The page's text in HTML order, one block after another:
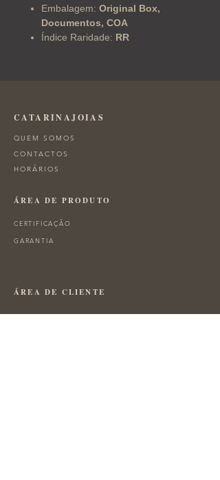
Embalagem: Original Box,
Documentos, COA
Índice Raridade: RR
CATARINAJOIAS
QUEM SOMOS
CONTACTOS
HORÁRIOS
ÁREA DE PRODUTO
CERTIFICAÇÃO
GARANTIA
ÁREA DE CLIENTE